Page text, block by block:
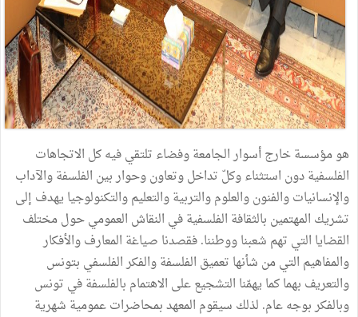
هو مؤسسة خارج أسوار الجامعة وفضاء تلتقي فيه كل الاتجاهات
الفلسفية دون استثناء وكلّ تداخل وتعاون وحوار بين الفلسفة والآداب
والإنسانيات والفنون والعلوم والتربية والتعليم والتكنولوجيا يهدف إلى
تشريك المهتمين بالثقافة الفلسفية في النقاش العمومي حول مختلف
القضايا التي تهم شعبنا ووطننا. فقصدنا صياغة المعارف والأفكار
والمفاهيم التي من شأنها تعميق الفلسفة والفكر الفلسفي بتونس
والتعريف بهما كما يهمّنا التشجيع على الاهتمام بالفلسفة في تونس
وبالفكر بوجه عام. لذلك سيقوم المعهد بمحاضرات عمومية شهرية